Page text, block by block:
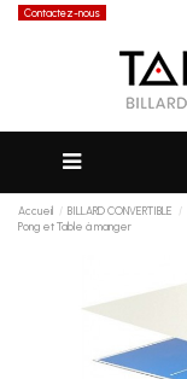
Contactez-nous
Accueil BILLARD CONVERTIBLE
Pong et Table à manger